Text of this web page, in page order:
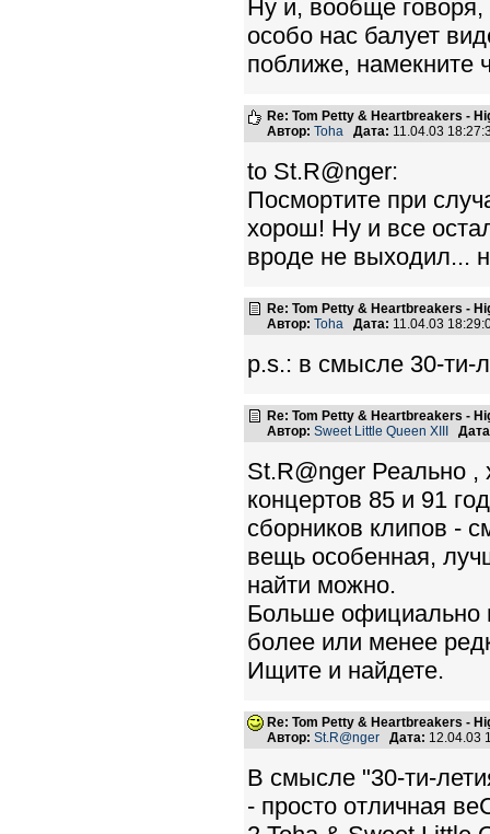
Ну и, вообще говоря,
особо нас балует
поближе, намекните
Re: Tom Petty & Heartbreakers -
Автор: Toha Дата: 11.04.03
to St.R@nger:
Посмортите при
хорош! Ну и все
вроде не выходил...
Re: Tom Petty & Heartbreakers -
Автор: Toha Дата: 11.04.03
p.s.: в смысле 30-ти-
Re: Tom Petty & Heartbreakers -
Автор: Sweet Little Queen XIII
St.R@nger Реально
концертов 85 и 91
сборников клипов -
вещь особенная,
найти можно.
Больше официально
более или менее
Ищите и найдете.
Re: Tom Petty & Heartbreakers -
Автор: St.R@nger Дата: 12.04.03
В смысле "30-ти-
- просто отличная